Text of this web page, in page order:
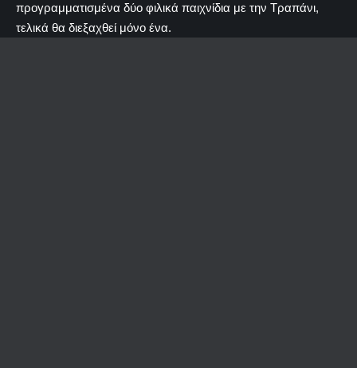
προγραμματισμένα δύο φιλικά παιχνίδια με την Τραπάνι,
τελικά θα διεξαχθεί μόνο ένα.